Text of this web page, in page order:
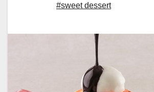
#sweet dessert